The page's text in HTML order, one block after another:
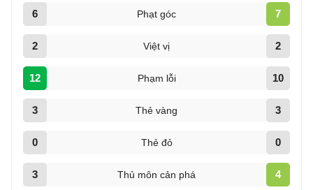
6 Phạt góc 7
2 Việt vị 2
12 Phạm lỗi 10
3 Thẻ vàng 3
0 Thẻ đỏ 0
3 Thủ môn cản phá 4